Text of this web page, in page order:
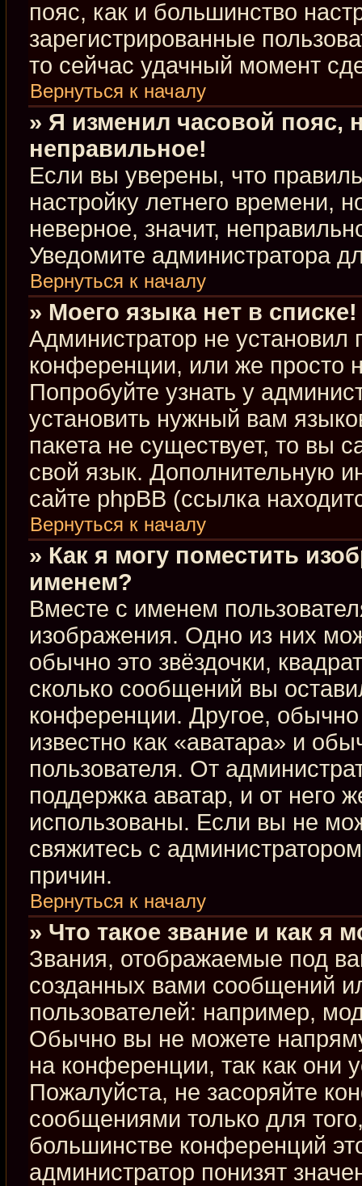
пояс, как и большинство
зарегистрированные
то сейчас удачный момент
Вернуться к началу
» Я изменил часовой пояс,
неправильное!
Если вы уверены, что
настройку летнего времени,
неверное, значит,
Уведомите администратора
Вернуться к началу
» Моего языка нет в списке!
Администратор не
конференции, или же просто
Попробуйте узнать у
установить нужный вам
пакета не существует, то вы
свой язык. Дополнительную
сайте phpBB (ссылка
Вернуться к началу
» Как я могу поместить
именем?
Вместе с именем
изображения. Одно из них
обычно это звёздочки,
сколько сообщений вы
конференции. Другое,
известно как «аватара» и
пользователя. От
поддержка аватар, и от него
использованы. Если вы не
свяжитесь с
причин.
Вернуться к началу
» Что такое звание и как я
Звания, отображаемые под
созданных вами сообщений
пользователей: например,
Обычно вы не можете
на конференции, так как они
Пожалуйста, не засоряйте
сообщениями только для
большинстве конференций
администратор понизят